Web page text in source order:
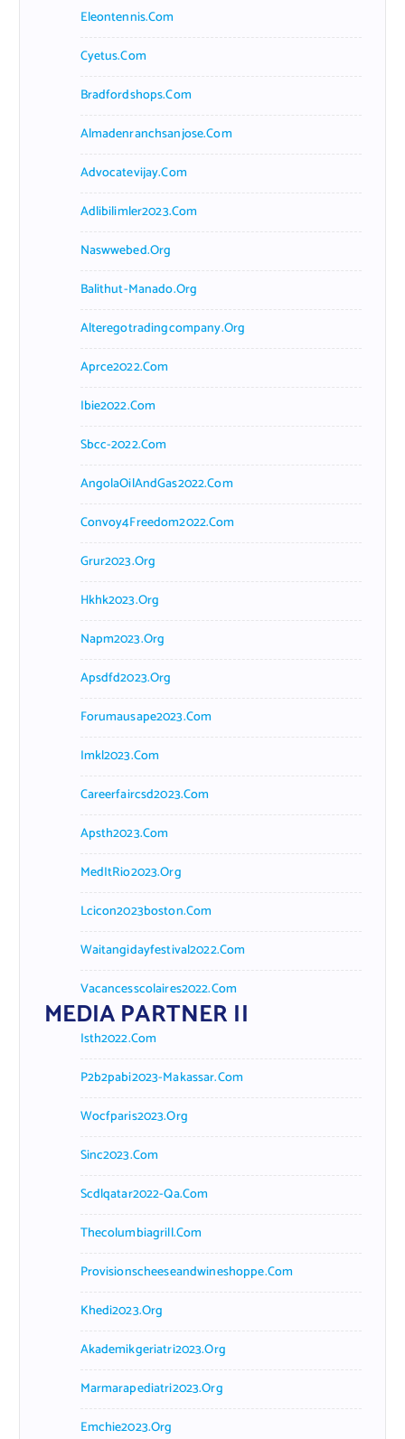
Eleontennis.com
Cyetus.com
Bradfordshops.com
Almadenranchsanjose.com
Advocatevijay.com
Adlibilimler2023.com
Naswwebed.org
Balithut-Manado.org
Alteregotradingcompany.org
Aprce2022.com
Ibie2022.com
Sbcc-2022.com
AngolaOilAndGas2022.com
Convoy4Freedom2022.com
Grur2023.org
Hkhk2023.org
Napm2023.org
Apsdfd2023.org
Forumausape2023.com
Imkl2023.com
Careerfaircsd2023.com
Apsth2023.com
MedItRio2023.org
Lcicon2023boston.com
Waitangidayfestival2022.com
Vacancesscolaires2022.com
MEDIA PARTNER II
Isth2022.com
P2b2pabi2023-Makassar.com
Wocfparis2023.org
Sinc2023.com
Scdlqatar2022-Qa.com
Thecolumbiagrill.com
Provisionscheeseandwineshoppe.com
Khedi2023.org
Akademikgeriatri2023.org
Marmarapediatri2023.org
Emchie2023.org